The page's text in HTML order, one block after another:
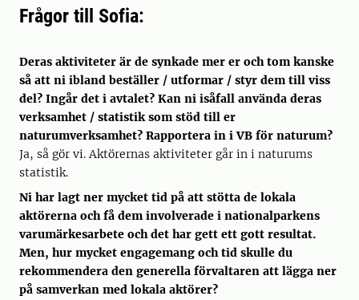
Frågor till Sofia:
Deras aktiviteter är de synkade mer er och tom kanske
så att ni ibland beställer / utformar / styr dem till viss
del? Ingår det i avtalet? Kan ni isåfall använda deras
verksamhet / statistik som stöd till er
naturumverksamhet? Rapportera in i VB för naturum?
Ja, så gör vi. Aktörernas aktiviteter går in i naturums
statistik.
Ni har lagt ner mycket tid på att stötta de lokala
aktörerna och få dem involverade i nationalparkens
varumärkesarbete och det har gett ett gott resultat.
Men, hur mycket engagemang och tid skulle du
rekommendera den generella förvaltaren att lägga ner
på samverkan med lokala aktörer?